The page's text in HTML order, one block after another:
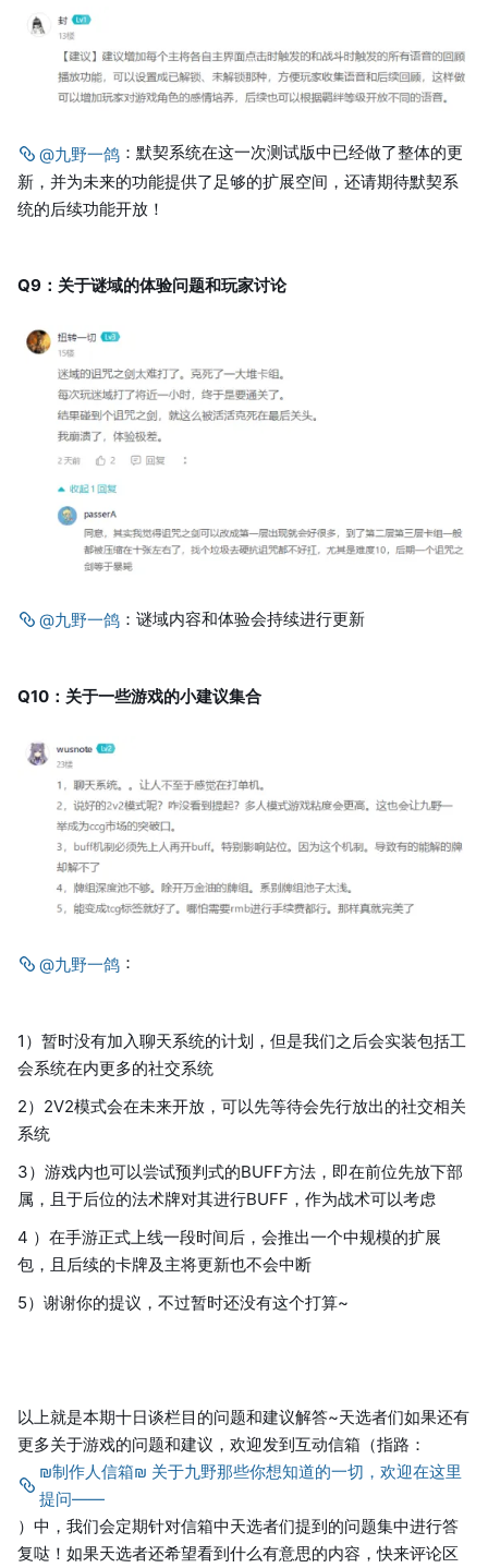
@九野一鸽 ：默契系统在这一次测试版中已经做了整体的更
新，并为未来的功能提供了足够的扩展空间，还请期待默契系
统的后续功能开放！
Q9：关于谜域的体验问题和玩家讨论
@九野一鸽 ：谜域内容和体验会持续进行更新
Q10：关于一些游戏的小建议集合
@九野一鸽 ：
1）暂时没有加入聊天系统的计划，但是我们之后会实装包括工
会系统在内更多的社交系统
2）2V2模式会在未来开放，可以先等待会先行放出的社交相关
系统
3）游戏内也可以尝试预判式的BUFF方法，即在前位先放下部
属，且于后位的法术牌对其进行BUFF，作为战术可以考虑
4 ）在手游正式上线一段时间后，会推出一个中规模的扩展
包，且后续的卡牌及主将更新也不会中断
5）谢谢你的提议，不过暂时还没有这个打算~
以上就是本期十日谈栏目的问题和建议解答~天选者们如果还有
更多关于游戏的问题和建议，欢迎发到互动信箱（指路：
₪制作人信箱₪ 关于九野那些你想知道的一切，欢迎在这里
提问——
）中，我们会定期针对信箱中天选者们提到的问题集中进行答
复哒！如果天选者还希望看到什么有意思的内容，快来评论区